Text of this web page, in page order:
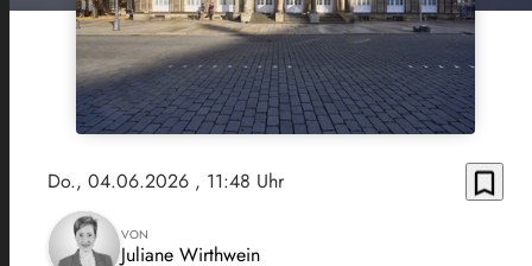
Do., 04.06.2026 , 11:48 Uhr bookmark_border
VON
Juliane Wirthwein